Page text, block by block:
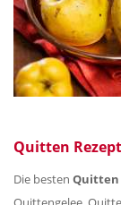
Quitten
Die besten Quitten